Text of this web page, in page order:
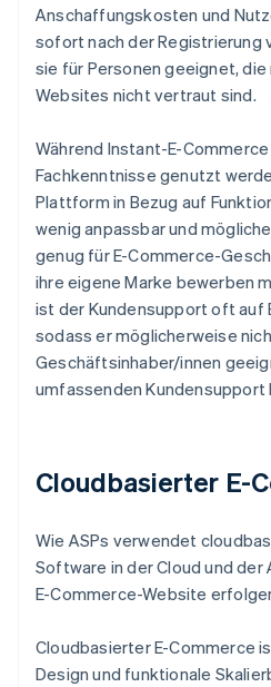
Anschaffungskosten und
sofort nach der Registrierung
sie für Personen geeignet,
Websites nicht vertraut sind.
Während Instant-E-
Fachkenntnisse genutzt
Plattform in Bezug auf
wenig anpassbar und
genug für E-Commerce-
ihre eigene Marke bewerben
ist der Kundensupport oft auf
sodass er möglicherweise
Geschäftsinhaber/innen
umfassenden Kundensupport
Cloudbasierter E-
Wie ASPs verwendet
Software in der Cloud und
E-Commerce-Website
Cloudbasierter E-Commerce
Design und funktionale